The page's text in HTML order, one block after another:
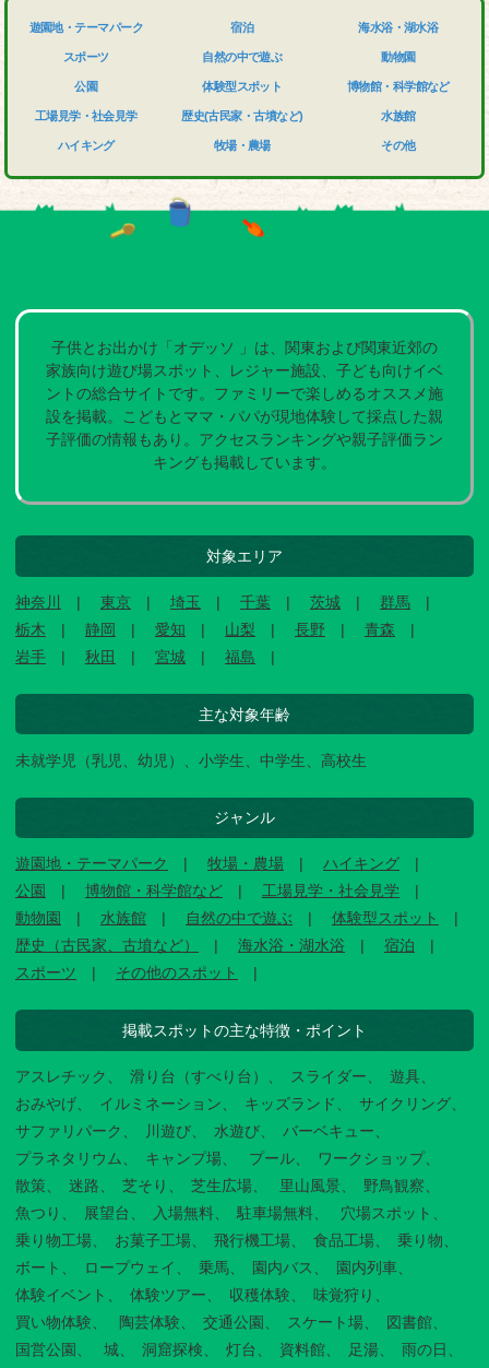
遊園地・テーマパーク
スポーツ
公園
工場見学・社会見学
ハイキング
宿泊
自然の中で遊ぶ
体験型スポット
歴史(古民家・古墳など)
牧場・農場
海水浴・湖水浴
動物園
博物館・科学館など
水族館
その他
子供とお出かけ「オデッソ 」は、関東および関東近郊の
家族向け遊び場スポット、レジャー施設、子ども向けイベ
ントの総合サイトです。ファミリーで楽しめるオススメ施
設を掲載。こどもとママ・パパが現地体験して採点した親
子評価の情報もあり。アクセスランキングや親子評価ラン
キングも掲載しています。
対象エリア
神奈川 東京 埼玉 千葉 茨城
群馬
栃木
静岡 愛知 山梨 長野
青森
岩手
秋田 宮城 福島
主な対象年齢
未就学児（乳児、幼児）、小学生、中学生、高校生
ジャンル
遊園地・テーマパーク 牧場・農場
ハイキング
公園
博物館・科学館など
工場見学・社会見学
動物園
水族館 自然の中で遊ぶ
体験型スポット
歴史（古民家、古墳など）
海水浴・湖水浴
宿泊
スポーツ
その他のスポット
掲載スポットの主な特徴・ポイント
アスレチック 滑り台（すべり台） スライダー
遊具
おみやげ
イルミネーション キッズランド
サイクリング
サファリパーク
川遊び 水遊び
バーベキュー
プラネタリウム
キャンプ場 プール
ワークショップ
散策
迷路 芝そり 芝生広場 里山風景
野鳥観察
魚つり
展望台 入場無料 駐車場無料
穴場スポット
乗り物工場
お菓子工場 飛行機工場 食品工場
乗り物
ボート
ロープウェイ 乗馬 園内バス
園内列車
体験イベント
体験ツアー 収穫体験
味覚狩り
買い物体験
陶芸体験 交通公園 スケート場
図書館
国営公園
城 洞窟探検 灯台 資料館 足湯 雨の日